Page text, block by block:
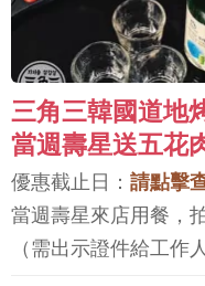
三角三韓國道地
當週壽星送五花
優惠截止日： 請點擊
當週壽星來店用餐，
（需出示證件給工作